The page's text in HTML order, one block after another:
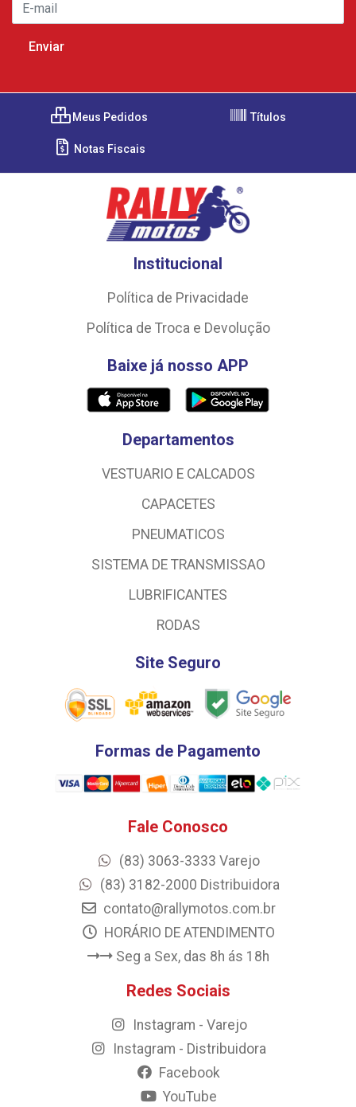
Meus Pedidos Títulos
Notas Fiscais
Institucional
Política de Privacidade
Política de Troca e Devolução
Baixe já nosso APP
Departamentos
VESTUARIO E CALCADOS
CAPACETES
PNEUMATICOS
SISTEMA DE TRANSMISSAO
LUBRIFICANTES
RODAS
Site Seguro
Formas de Pagamento
Fale Conosco
(83) 3063-3333 Varejo
(83) 3182-2000 Distribuidora
contato@rallymotos.com.br
HORÁRIO DE ATENDIMENTO
Seg a Sex, das 8h ás 18h
Redes Sociais
Instagram - Varejo
Instagram - Distribuidora
Facebook
YouTube